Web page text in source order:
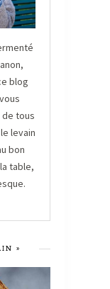
blog
tous
levain
bon
table,
»